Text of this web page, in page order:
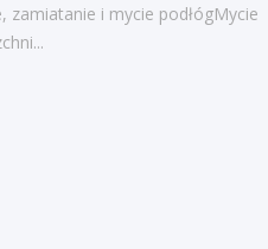
świętokrzyskim
zamiatanie i mycie podłógMycie